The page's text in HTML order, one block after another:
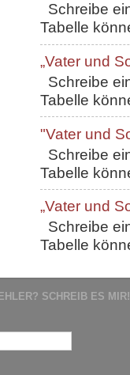
Schreibe
Tabelle
„Vater und
Schreibe
Tabelle
"Vater und
Schreibe
Tabelle
„Vater und
Schreibe
Tabelle
SCHREIB ES MIR!